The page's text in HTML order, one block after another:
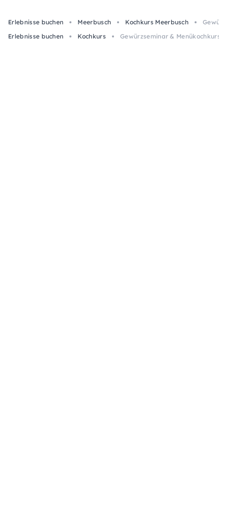
Erlebnisse buchen Meerbusch Kochkurs Meerbusch
Erlebnisse buchen
Kochkurs Gewürzseminar & Menükochkurs